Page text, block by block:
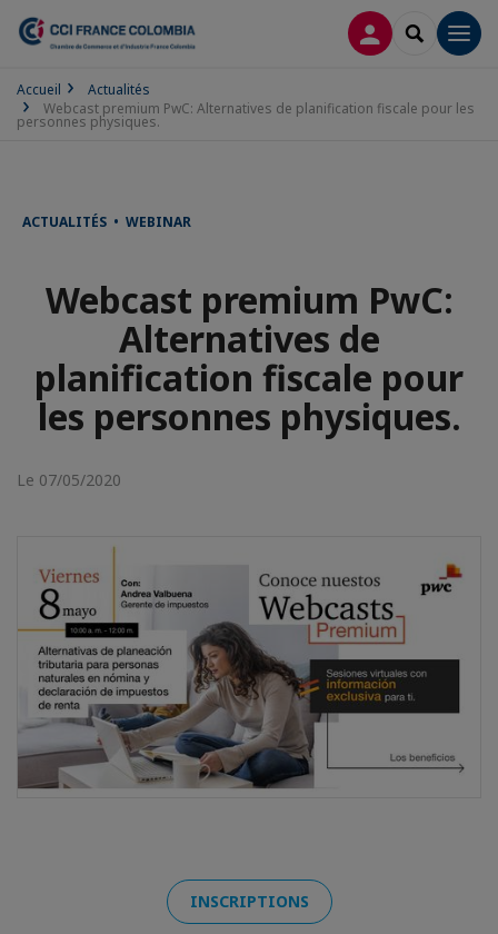
CONNEXION
Accueil
Actualités
Webcast premium PwC: Alternatives de planification fiscale pour les
personnes physiques.
ACTUALITÉS • WEBINAR
Webcast premium PwC:
Alternatives de
planification fiscale pour
les personnes physiques.
Le 07/05/2020
INSCRIPTIONS